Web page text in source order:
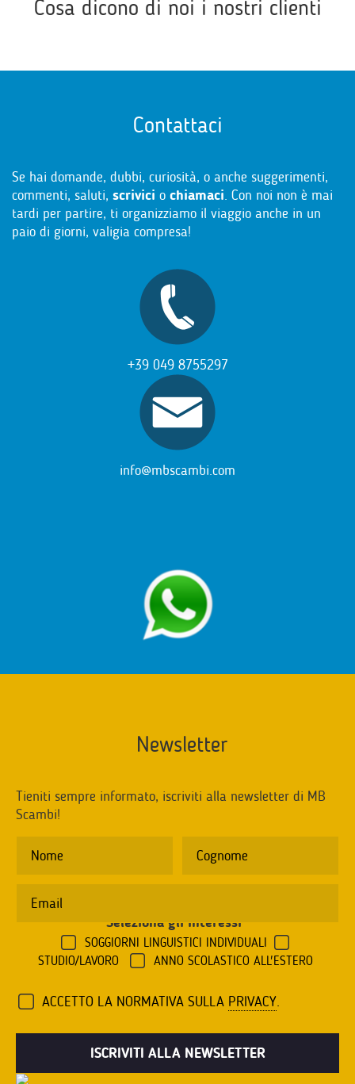
Cosa dicono di noi i nostri clienti
Contattaci
Se hai domande, dubbi, curiosità, o anche suggerimenti,
commenti, saluti, scrivici o chiamaci. Con noi non è mai
tardi per partire, ti organizziamo il viaggio anche in un
paio di giorni, valigia compresa!
+39 049 8755297
info@mbscambi.com
Newsletter
Tieniti sempre informato, iscriviti alla newsletter di MB
Scambi!
Seleziona gli interessi
SOGGIORNI LINGUISTICI INDIVIDUALI
STUDIO/LAVORO
ANNO SCOLASTICO ALL'ESTERO
ACCETTO LA NORMATIVA SULLA PRIVACY.